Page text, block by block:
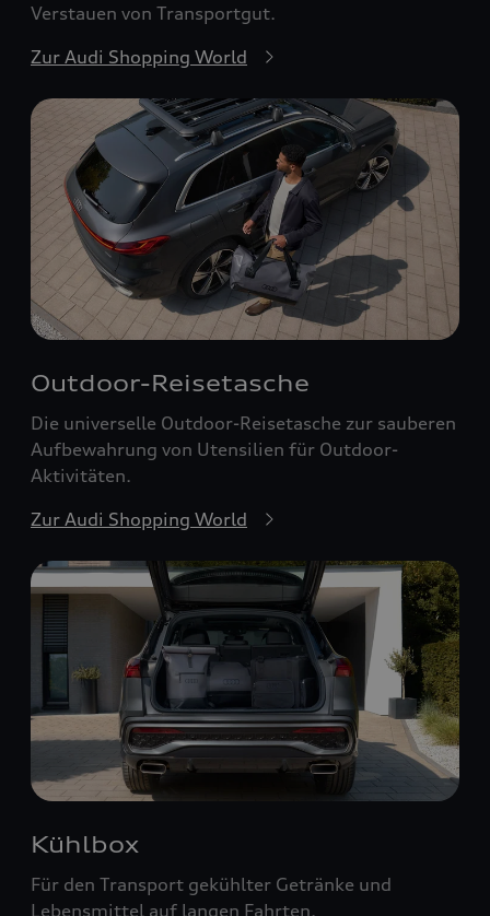
Verstauen von Transportgut.
Zur Audi Shopping World
Outdoor-Reisetasche
Die universelle Outdoor-Reisetasche zur sauberen
Aufbewahrung von Utensilien für Outdoor-
Aktivitäten.
Zur Audi Shopping World
Kühlbox
Für den Transport gekühlter Getränke und
Lebensmittel auf langen Fahrten.